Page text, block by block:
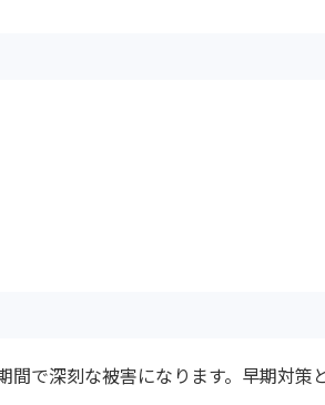
で深刻な被害になります。早期対策